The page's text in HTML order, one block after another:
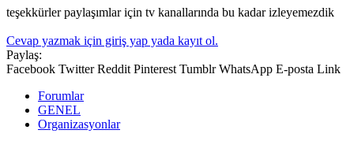
teşekkürler paylaşımlar için tv kanallarında bu kadar izleyemezdik
Cevap yazmak için giriş yap yada kayıt ol.
Paylaş:
Facebook Twitter Reddit Pinterest Tumblr WhatsApp E-posta Link
Forumlar
GENEL
Organizasyonlar